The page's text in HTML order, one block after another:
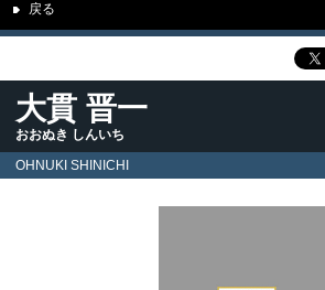
戻る
大貫 晋一
おおぬき しんいち
OHNUKI SHINICHI